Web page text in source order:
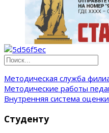
Методическая служба
Методические работы
Внутренняя система
Студенту